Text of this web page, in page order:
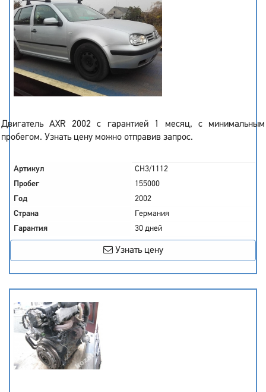
Двигатель AXR 2002 с гарантией 1 месяц, с минимальным
пробегом. Узнать цену можно отправив запрос.
Артикул
CH3/1112
Пробег
155000
Год
2002
Страна
Германия
Гарантия
30 дней
Узнать цену